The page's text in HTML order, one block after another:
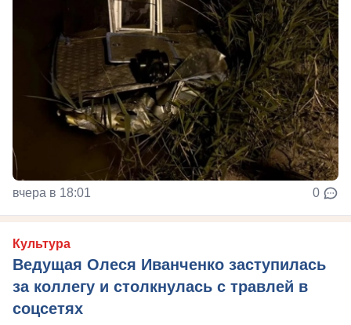
вчера в 18:01 0
Культура
Ведущая Олеся Иванченко заступилась
за коллегу и столкнулась с травлей в
соцсетях